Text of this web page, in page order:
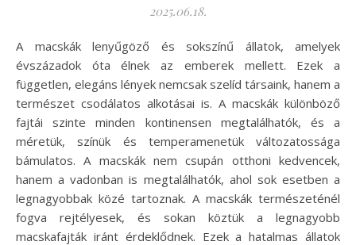
2025.06.18.
A macskák lenyűgöző és sokszínű állatok, amelyek
évszázadok óta élnek az emberek mellett. Ezek a
független, elegáns lények nemcsak szelíd társaink, hanem a
természet csodálatos alkotásai is. A macskák különböző
fajtái szinte minden kontinensen megtalálhatók, és a
méretük, színük és temperamenetük változatossága
bámulatos. A macskák nem csupán otthoni kedvencek,
hanem a vadonban is megtalálhatók, ahol sok esetben a
legnagyobbak közé tartoznak. A macskák természeténél
fogva rejtélyesek, és sokan köztük a legnagyobb
macskafajták iránt érdeklődnek. Ezek a hatalmas állatok